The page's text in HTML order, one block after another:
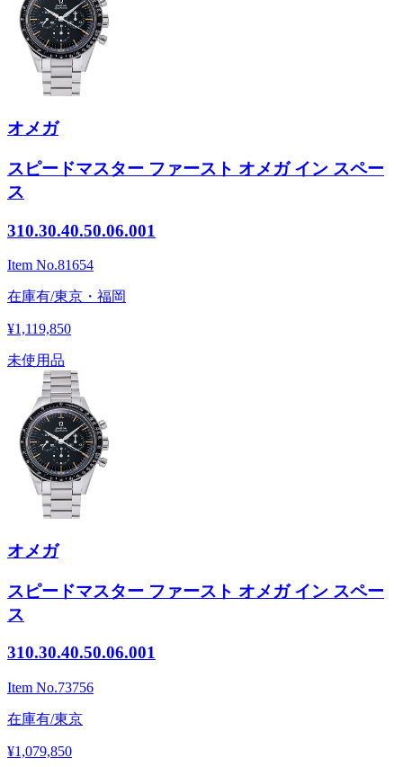
オメガ
スピードマスター ファースト オメガ イン スペー
ス
310.30.40.50.06.001
Item No.81654
在庫有/東京・福岡
¥1,119,850
未使用品
オメガ
スピードマスター ファースト オメガ イン スペー
ス
310.30.40.50.06.001
Item No.73756
在庫有/東京
¥1,079,850